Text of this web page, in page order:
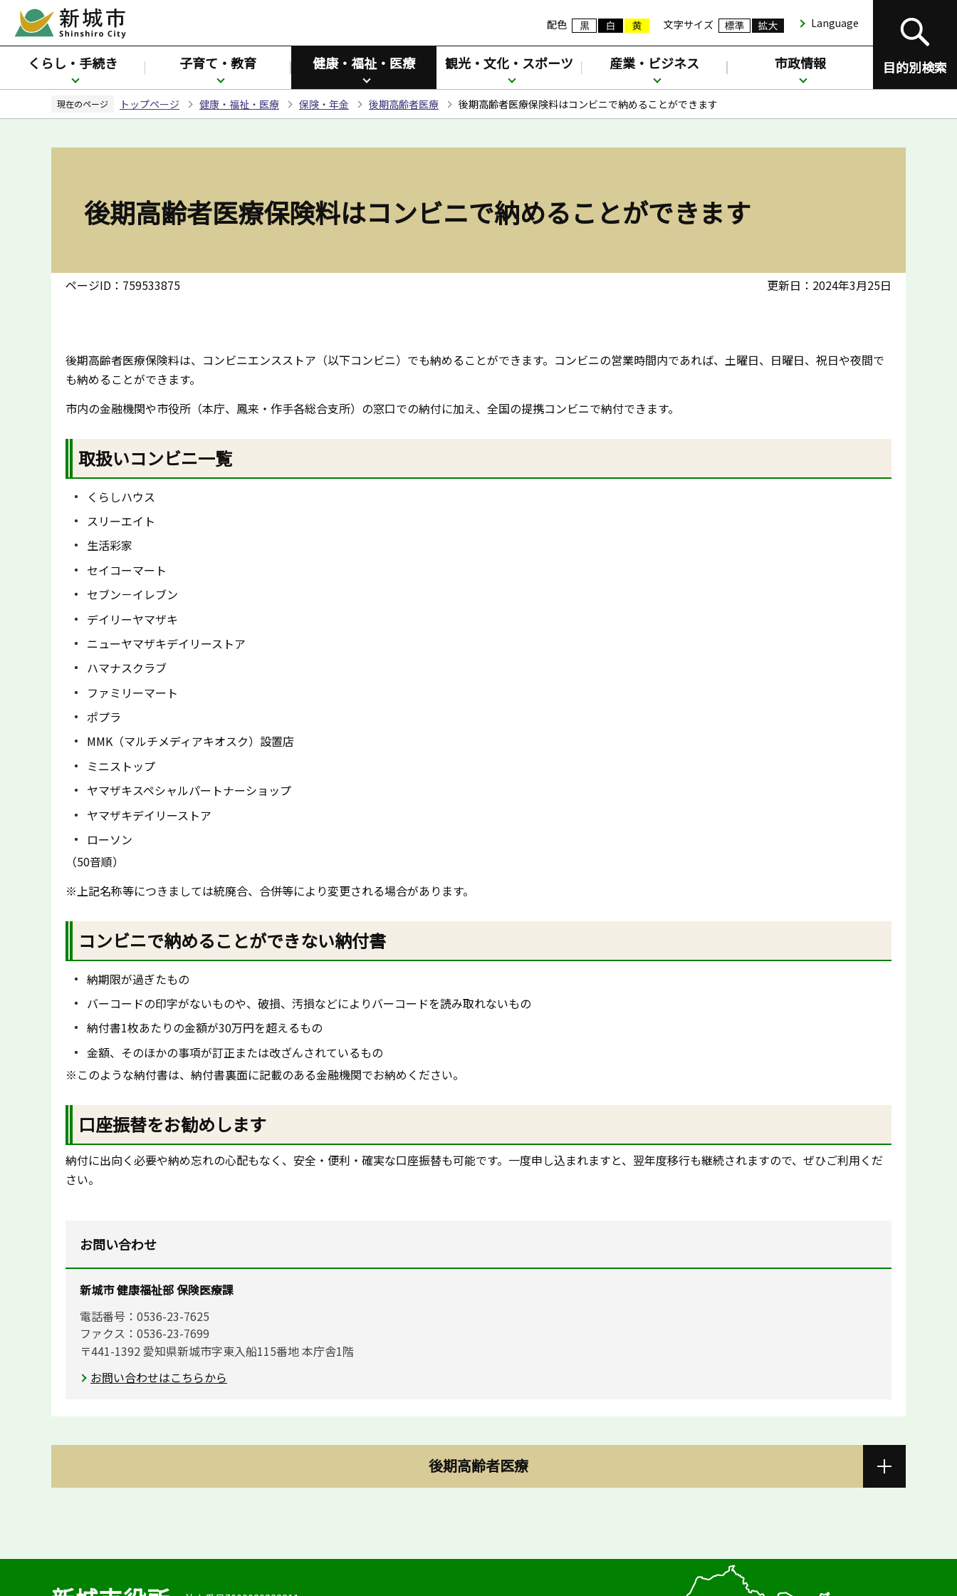
ペ
ジ
先
配色 文字サイズ Language
目的別検索
くらし・手続き 子育て・教育 健康・福祉・医療 観光・文化・スポーツ 産業・ビジネス 市政情報
現在のページ トップページ 健康・福祉・医療 保険・年金 後期高齢者医療 後期高齢者医療保険料はコンビニで納めることができます
後期高齢者医療保険料はコンビニで納めることができます
ページID：759533875 更新日：2024年3月25日
後期高齢者医療保険料は、コンビニエンスストア（以下コンビニ）でも納めることができます。コンビニの営業時間内であれば、土曜日、日曜日、祝日や夜間で
も納めることができます。
市内の金融機関や市役所（本庁、鳳来・作手各総合支所）の窓口での納付に加え、全国の提携コンビニで納付できます。
取扱いコンビニ一覧
くらしハウス
スリーエイト
生活彩家
セイコーマート
セブン－イレブン
デイリーヤマザキ
ニューヤマザキデイリーストア
ハマナスクラブ
ファミリーマート
ポプラ
MMK（マルチメディアキオスク）設置店
ミニストップ
ヤマザキスペシャルパートナーショップ
ヤマザキデイリーストア
ローソン
（50音順）
※上記名称等につきましては統廃合、合併等により変更される場合があります。
コンビニで納めることができない納付書
納期限が過ぎたもの
バーコードの印字がないものや、破損、汚損などによりバーコードを読み取れないもの
納付書1枚あたりの金額が30万円を超えるもの
金額、そのほかの事項が訂正または改ざんされているもの
※このような納付書は、納付書裏面に記載のある金融機関でお納めください。
口座振替をお勧めします
納付に出向く必要や納め忘れの心配もなく、安全・便利・確実な口座振替も可能です。一度申し込まれますと、翌年度移行も継続されますので、ぜひご利用くだ
さい。
お問い合わせ
新城市 健康福祉部 保険医療課
電話番号：0536-23-7625
ファクス：0536-23-7699
〒441-1392 愛知県新城市字東入船115番地 本庁舎1階
お問い合わせはこちらから
後期高齢者医療